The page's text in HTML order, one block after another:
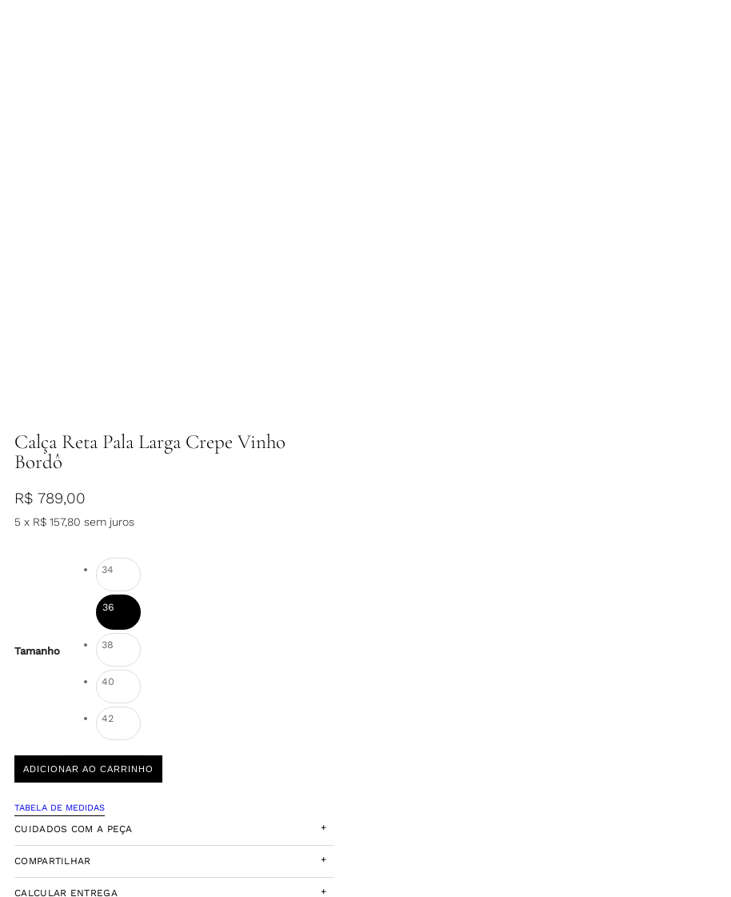
Calça Reta Pala Larga Crepe Vinho
Bordô
R$ 789,00
5 x R$ 157,80 sem juros
Tamanho
34
36
38
40
42
ADICIONAR AO CARRINHO
TABELA DE MEDIDAS
CUIDADOS COM A PEÇA +
COMPARTILHAR +
CALCULAR ENTREGA +